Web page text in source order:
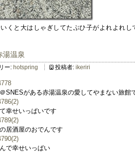
くと大はしゃぎしてたぷひ子がよれよれ
湯温泉
ー: hotspring 投稿者: ikeriri
SNESがある赤湯温泉の愛してやまない旅館
幸せいっぱいです
居酒屋のおでんです
で幸せいっぱい